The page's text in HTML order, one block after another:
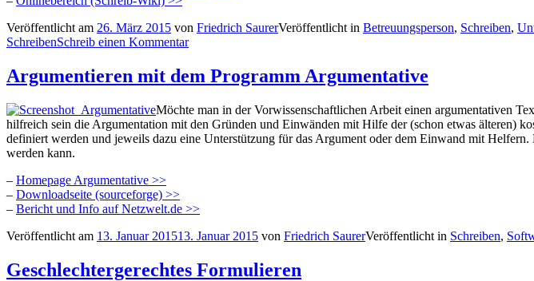
Veröffentlicht am 26. März 2015 von Friedrich SaurerVeröffentlicht in Betreuungsperson, Schreiben,
SchreibenSchreib einen Kommentar
Argumentieren mit dem Programm Argumentative
Möchte man in der Vorwissenschaftlichen Arbeit einen argumentativen
hilfreich sein die Argumentation mit den Gründen und Einwänden mit Hilfe der (schon etwas älteren)
definiert werden und jeweils dazu eine Unterstützung für das Argument oder dem Einwand mit
werden kann.
– Homepage Argumentative >>
– Downloadseite (sourceforge) >>
– Bericht und Info auf Netzwelt.de >>
Veröffentlicht am 13. Januar 201513. Januar 2015 von Friedrich SaurerVeröffentlicht in Schreiben,
Geschlechtergerechtes Formulieren